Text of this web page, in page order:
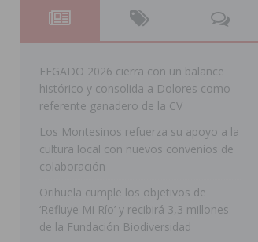
[ 07/08/2026 ]
Educación
[ 07/08/2026 ] La Policía
clonación de llaves electrónicas
[ 07/08/2026 ] Torrevieja
[ 07/08/2026 ] Raiguero de
[ 07/08/2026 ]
La Generalitat
[ 07/08/2026 ] Benferri ya se
FEGADO 2026 cierra con un balance
histórico y consolida a Dolores como
referente ganadero de la CV
Los Montesinos refuerza su apoyo a la
cultura local con nuevos convenios de
colaboración
Orihuela cumple los objetivos de
‘Refluye Mi Río’ y recibirá 3,3 millones
de la Fundación Biodiversidad